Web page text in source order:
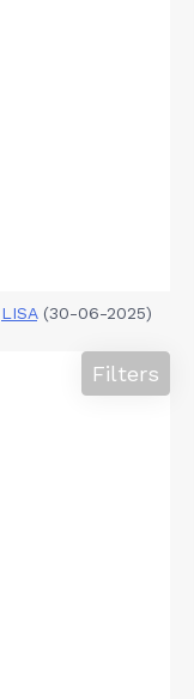
LISA(30-06-2025)
Filters